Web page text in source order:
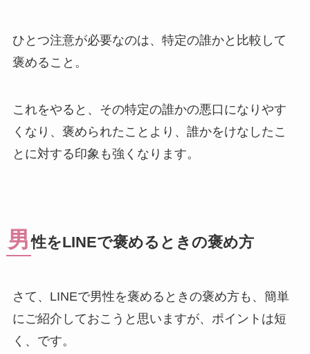
ひとつ注意が必要なのは、特定の誰かと比較して
褒めること。
これをやると、その特定の誰かの悪口になりやす
くなり、褒められたことより、誰かをけなしたこ
とに対する印象も強くなります。
男 性をLINEで褒めるときの褒め方
さて、LINEで男性を褒めるときの褒め方も、簡単
にご紹介しておこうと思いますが、ポイントは短
く、です。